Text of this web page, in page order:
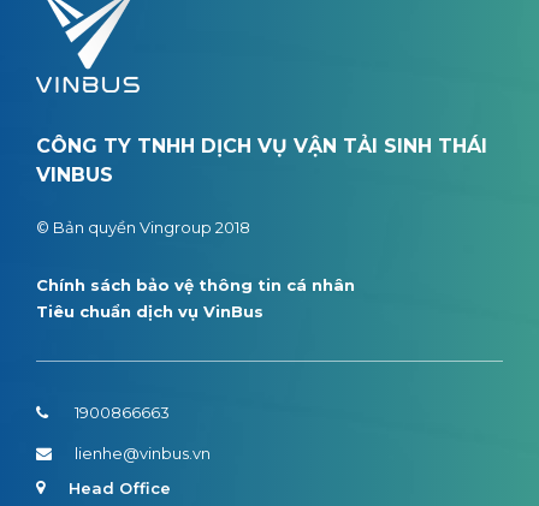
CÔNG TY TNHH DỊCH VỤ VẬN TẢI SINH THÁI
VINBUS
© Bản quyền Vingroup 2018
Chính sách bảo vệ thông tin cá nhân
Tiêu chuẩn dịch vụ VinBus
1900866663
lienhe@vinbus.vn
Head Office